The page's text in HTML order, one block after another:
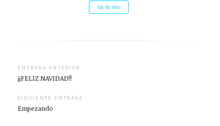
fin de año
Navegación
de
entradas
ENTRADA ANTERIOR
¡¡FELIZ NAVIDAD!!
SIGUIENTE ENTRADA
Empezando